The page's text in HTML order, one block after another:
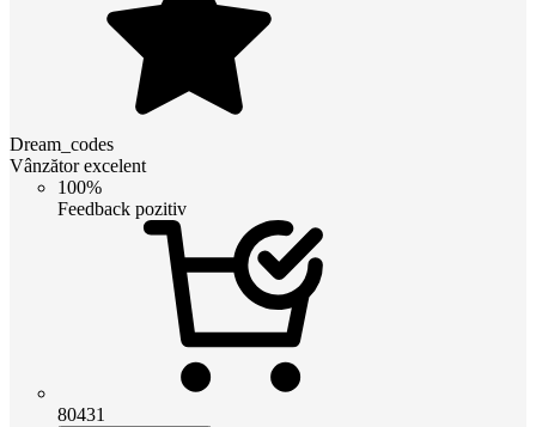
Dream_codes
Vânzător excelent
100%
Feedback pozitiv
80431